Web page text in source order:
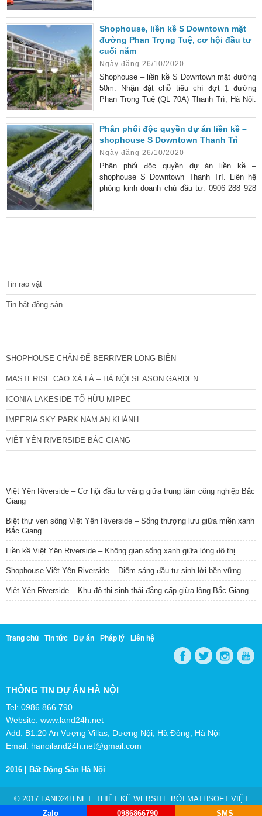
Shophouse, liền kề S Downtown mặt
đường Phan Trọng Tuệ, cơ hội đầu tư
cuối năm
Ngày đăng 26/10/2020
Shophouse – liền kề S Downtown mặt đường
50m. Nhận đặt chỗ tiêu chí đợt 1 đường
Phan Trọng Tuệ (QL 70A) Thanh Trì, Hà Nội.
HDB Thanh Trì. Quy mô: 160 lô sở hữu lâu
dài đầy đủ pháp lý. – Diện tích: 71 – 83 m2. –
Giá bán dự kiến từ: 63 – 75tr/m2. – Giá xây
dựng: 5tr250/m2. – Quý 3/2021 nhận nhà. –
Xây
Phân phối độc quyền dự án liền kề –
shophouse S Downtown Thanh Trì
Ngày đăng 26/10/2020
Phân phối độc quyền dự án liền kề –
shophouse S Downtown Thanh Trì. Liên hệ
phòng kinh doanh chủ đầu tư: 0906 288 928
Tin rao vặt
Tin bất động sản
SHOPHOUSE CHÂN ĐẾ BERRIVER LONG BIÊN
MASTERISE CAO XÀ LÁ – HÀ NỘI SEASON GARDEN
ICONIA LAKESIDE TỐ HỮU MIPEC
IMPERIA SKY PARK NAM AN KHÁNH
VIỆT YÊN RIVERSIDE BẮC GIANG
Việt Yên Riverside – Cơ hội đầu tư vàng giữa trung tâm công nghiệp Bắc
Giang
Biệt thự ven sông Việt Yên Riverside – Sống thượng lưu giữa miền xanh
Bắc Giang
Liền kề Việt Yên Riverside – Không gian sống xanh giữa lòng đô thị
Shophouse Việt Yên Riverside – Điểm sáng đầu tư sinh lời bền vững
Việt Yên Riverside – Khu đô thị sinh thái đẳng cấp giữa lòng Bắc Giang
Trang chủ Tin tức Dự án Pháp lý Liên hệ
THÔNG TIN DỰ ÁN HÀ NỘI
Tel: 0986 866 790
Website: www.land24h.net
Add: B1.20 An Vượng Villas, Dương Nội, Hà Đông, Hà Nội
Email: hanoiland24h.net@gmail.com
2016 | Bất Động Sản Hà Nội
© 2017 LAND24H.NET. THIẾT KẾ WEBSITE BỞI
MATHSOFT VIỆT
NAM
Zalo 0986866790 SMS